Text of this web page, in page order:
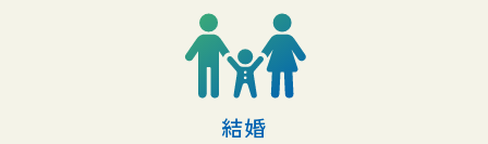
結婚